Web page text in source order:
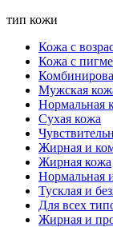
тип кожи
Кожа с
Кожа с
Мужская
Нормальная
Сухая кожа
Жирная и
Жирная кожа
Нормальная
Тусклая и
Для всех
Жирная и